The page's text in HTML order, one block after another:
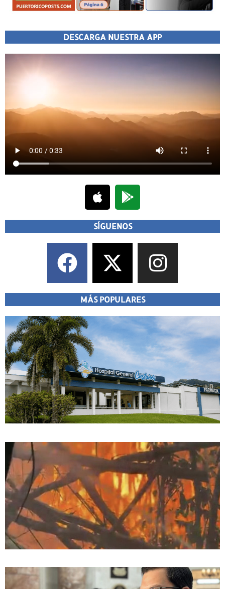
DESCARGA NUESTRA APP
SÍGUENOS
MÁS POPULARES